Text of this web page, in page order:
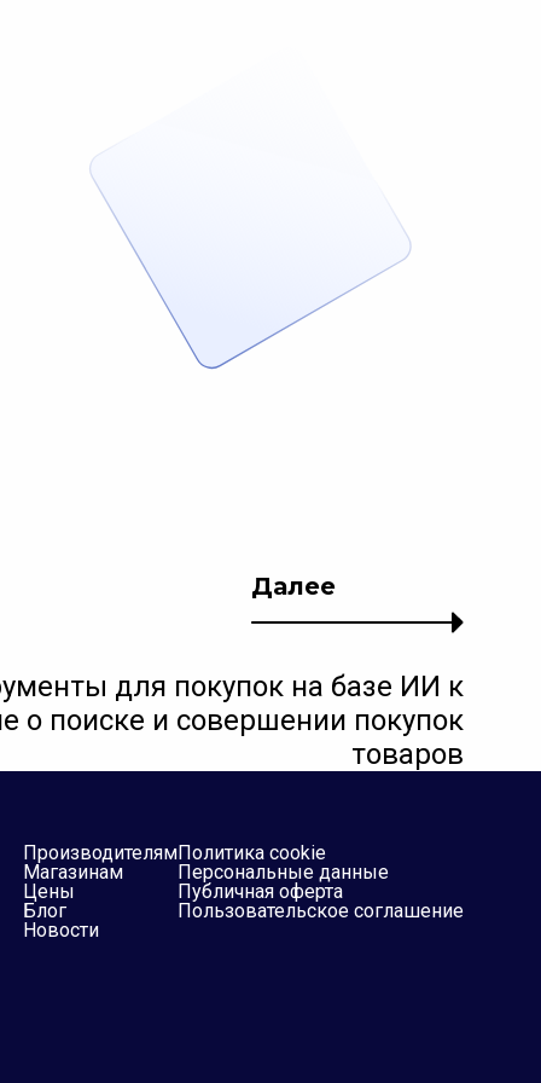
Далее
для покупок на базе ИИ к
о поиске и совершении покупок
товаров
Производителям
Магазинам
Цены
Блог
Новости
Политика cookie
Персональные данные
Публичная оферта
Пользовательское соглашение